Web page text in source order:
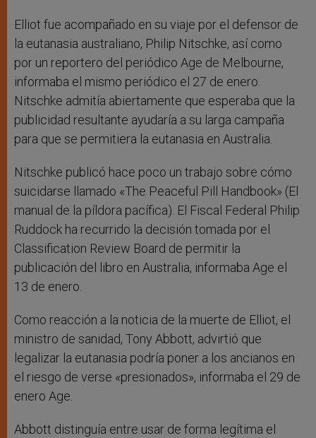
Elliot fue acompañado en su viaje por el defensor de
la eutanasia australiano, Philip Nitschke, así como
por un reportero del periódico Age de Melbourne,
informaba el mismo periódico el 27 de enero.
Nitschke admitía abiertamente que esperaba que la
publicidad resultante ayudaría a su larga campaña
para que se permitiera la eutanasia en Australia.
Nitschke publicó hace poco un trabajo sobre cómo
suicidarse llamado «The Peaceful Pill Handbook» (El
manual de la píldora pacífica). El Fiscal Federal Philip
Ruddock ha recurrido la decisión tomada por el
Classification Review Board de permitir la
publicación del libro en Australia, informaba Age el
13 de enero.
Como reacción a la noticia de la muerte de Elliot, el
ministro de sanidad, Tony Abbott, advirtió que
legalizar la eutanasia podría poner a los ancianos en
el riesgo de verse «presionados», informaba el 29 de
enero Age.
Abbott distinguía entre usar de forma legítima el